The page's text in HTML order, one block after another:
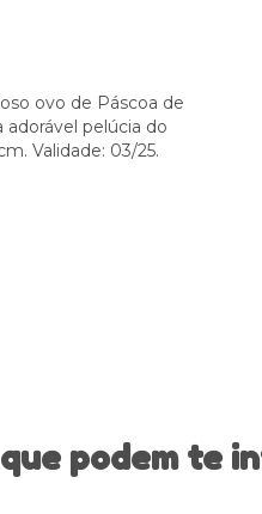
ovo de Páscoa de
pelúcia do
Validade: 03/25.
podem te